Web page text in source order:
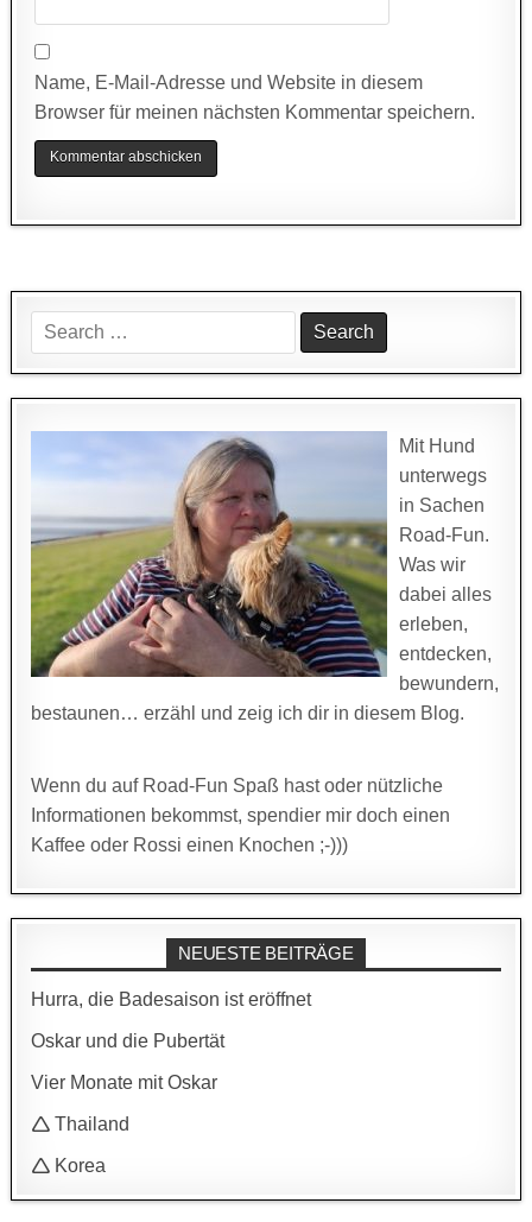
Name, E-Mail-Adresse und Website in diesem
Browser für meinen nächsten Kommentar speichern.
Search
for:
Mit Hund
unterwegs
in Sachen
Road-Fun.
Was wir
dabei alles
erleben,
entdecken,
bewundern,
bestaunen… erzähl und zeig ich dir in diesem Blog.
Wenn du auf Road-Fun Spaß hast oder nützliche
Informationen bekommst, spendier mir doch einen
Kaffee oder Rossi einen Knochen ;-)))
NEUESTE BEITRÄGE
Hurra, die Badesaison ist eröffnet
Oskar und die Pubertät
Vier Monate mit Oskar
🛆 Thailand
🛆 Korea